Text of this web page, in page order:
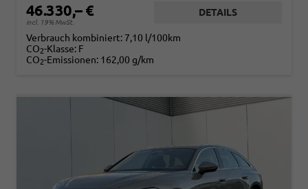
46.330,– €
incl. 19% MwSt.
DETAILS
Verbrauch kombiniert: 7,10 l/100km
CO2-Klasse: F
CO2-Emissionen: 162,00 g/km